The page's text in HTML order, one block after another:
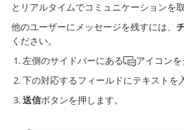
とリアルタイムでコミュニケーションを
他のユーザーにメッセージを残すには、
ください。
左側のサイドバーにある
アイコンを
下の対応するフィールドにテキストを
送信ボタンを押します。